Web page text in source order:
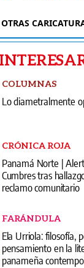
COLUMNAS
Lo diametralmente
CRÓNICA ROJA
Panamá Norte |
Cumbres tras
reclamo comunitario
FARÁNDULA
Ela Urriola: filosofía,
pensamiento en la
panameña